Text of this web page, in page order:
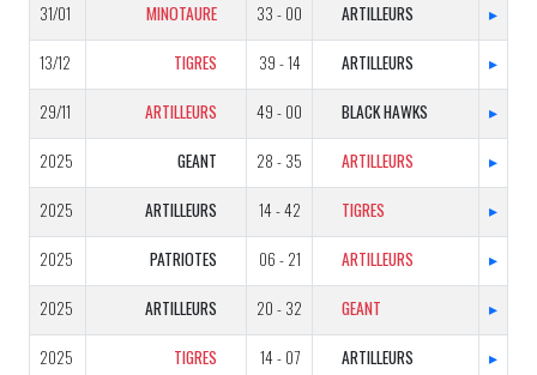
31/01 MINOTAURE 33 - 00 ARTILLEURS ▸
13/12 TIGRES 39 - 14 ARTILLEURS ▸
29/11 ARTILLEURS 49 - 00 BLACK HAWKS ▸
2025 GEANT 28 - 35 ARTILLEURS ▸
2025 ARTILLEURS 14 - 42 TIGRES ▸
2025 PATRIOTES 06 - 21 ARTILLEURS ▸
2025 ARTILLEURS 20 - 32 GEANT ▸
2025 TIGRES 14 - 07 ARTILLEURS ▸